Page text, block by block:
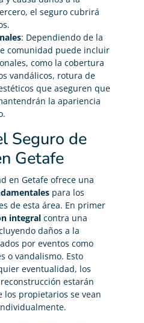
el seguro cubrirá
: Dependiendo de la
comunidad puede incluir
como la cobertura
vandálicos, rotura de
que aseguren que
la apariencia
Seguro de
Getafe
en Getafe ofrece una
para los
de esta área. En primer
integral contra una
daños a la
por eventos como
o vandalismo. Esto
eventualidad, los
estarán
propietarios se vean